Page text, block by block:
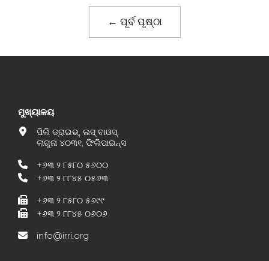
← ପୂର୍ବ ପୃଷ୍ଠା
ମୁଖ୍ୟାଳୟ
ପିଲି ଡ୍ରାଇଭ୍, ଲସ୍ ବାଓସ୍,
ଲାଗୁନା ୪୦୩୧, ଫିଲିପାଇନ୍ସ
+୬୩ ୨ ୮୫୮୦ ୫୬୦୦
+୬୩ ୨ ୮୮୪୫ ୦୫୬୩
+୬୩ ୨ ୮୫୮୦ ୫୬୯୯
+୬୩ ୨ ୮୮୪୫ ୦୬୦୬
info@irri.org